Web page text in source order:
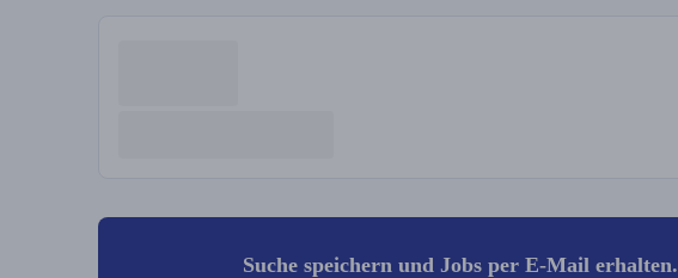
Suche speichern und Jobs per E-Mail erhalten.